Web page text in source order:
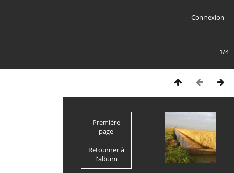
Connexion
1/4
Première
page
Retourner à
l'album